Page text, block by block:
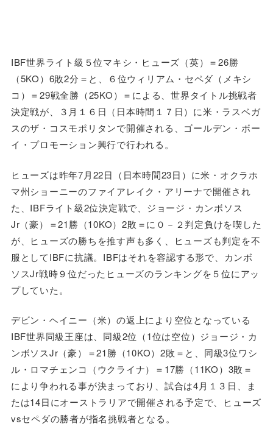
IBF世界ライト級５位マキシ・ヒューズ（英）＝26勝
（5KO）6敗2分＝と、６位ウィリアム・セペダ（メキシ
コ）＝29戦全勝（25KO）＝による、世界タイトル挑戦者
決定戦が、３月１６日（日本時間１７日）に米・ラスベガ
スのザ・コスモポリタンで開催される、ゴールデン・ボー
イ・プロモーション興行で行われる。
ヒューズは昨年7月22日（日本時間23日）に米・オクラホ
マ州ショーニーのファイアレイク・アリーナで開催され
た、IBFライト級2位決定戦で、ジョージ・カンボソス
Jr（豪）＝21勝（10KO）2敗＝に０－２判定負けを喫した
が、ヒューズの勝ちを推す声も多く、ヒューズも判定を不
服としてIBFに抗議。IBFはそれを容認する形で、カンボ
ソスJr戦時９位だったヒューズのランキングを５位にアッ
プしていた。
デビン・ヘイニー（米）の返上により空位となっている
IBF世界同級王座は、同級2位（1位は空位）ジョージ・カ
ンボソスJr（豪）＝21勝（10KO）2敗＝と、同級3位ワシ
ル・ロマチェンコ（ウクライナ）＝17勝（11KO）3敗＝
により争われる事が決まっており、試合は4月１３日、ま
たは14日にオーストラリアで開催される予定で、ヒューズ
vsセペダの勝者が指名挑戦者となる。